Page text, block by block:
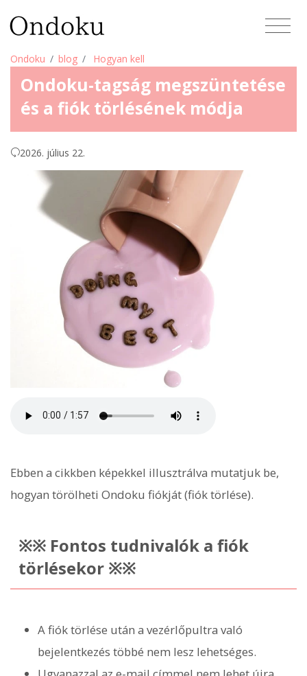
Ondoku blog Hogyan kell
Ondoku-tagság megszüntetése
és a fiók törlésének módja
2026. július 22.
Ebben a cikkben képekkel illusztrálva mutatjuk be,
hogyan törölheti Ondoku fiókját (fiók törlése).
※※ Fontos tudnivalók a fiók
törlésekor ※※
A fiók törlése után a vezérlőpultra való
bejelentkezés többé nem lesz lehetséges.